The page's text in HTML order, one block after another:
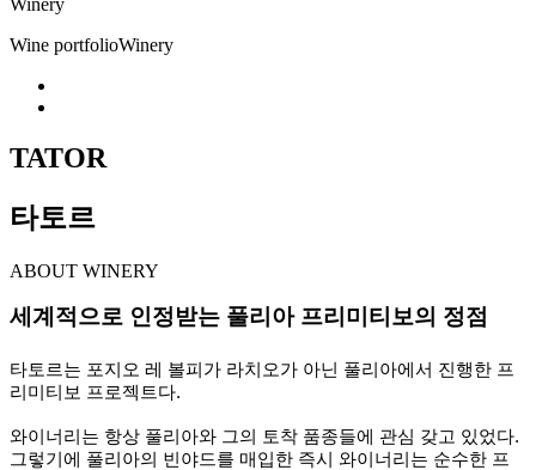
Wine portfolioWinery
TATOR
타토르
ABOUT WINERY
세계적으로 인정받는 풀리아 프리미티보의 정점
타토르는 포지오 레 볼피가 라치오가 아닌 풀리아에서 진행한 프
리미티보 프로젝트다.
와이너리는 항상 풀리아와 그의 토착 품종들에 관심 갖고 있었다.
그렇기에 풀리아의 빈야드를 매입한 즉시 와이너리는 순수한 프